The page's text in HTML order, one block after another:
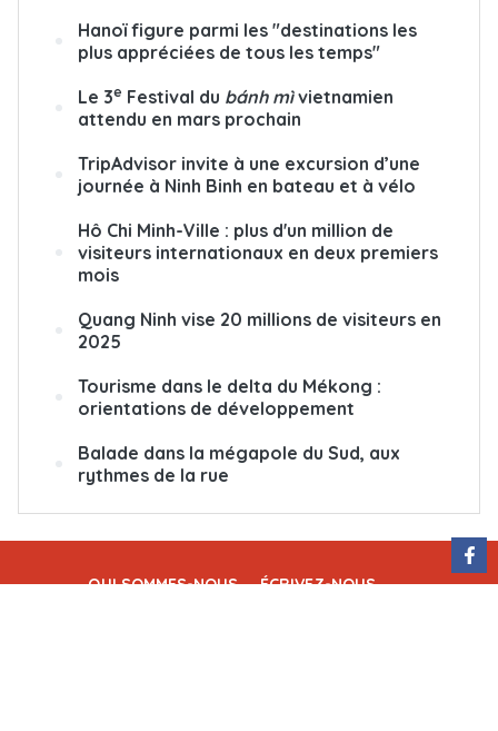
Hanoï figure parmi les "destinations les
plus appréciées de tous les temps"
Le 3e Festival du bánh mìvietnamien
attendu en mars prochain
TripAdvisor invite à une excursion d’une
journée à Ninh Binh en bateau et à vélo
Hô Chi Minh-Ville : plus d'un million de
visiteurs internationaux en deux premiers
mois
Quang Ninh vise 20 millions de visiteurs en
2025
Tourisme dans le delta du Mékong :
orientations de développement
Balade dans la mégapole du Sud, aux
rythmes de la rue
QUI SOMMES-NOUS
ÉCRIVEZ-NOUS